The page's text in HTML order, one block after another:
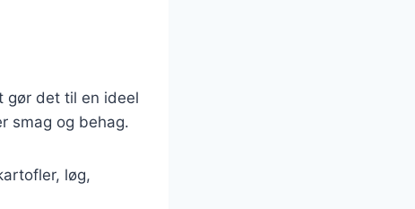
gør det til en ideel
smag og behag.
løg,